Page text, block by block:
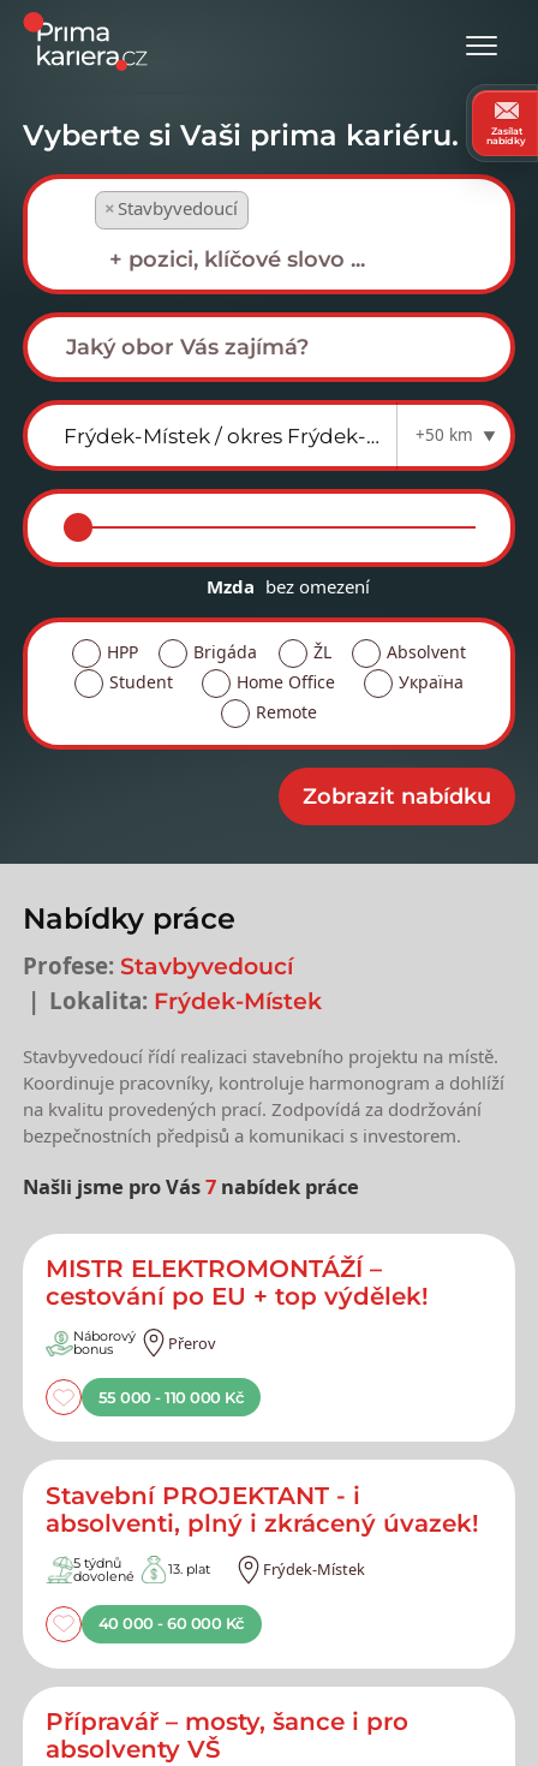
Vyberte si Vaši prima kariéru.
× Stavbyvedoucí
+50 km
Mzda bez omezení
HPP Brigáda ŽL
Absolvent
Student
Home Office
Україна
Remote
Nabídky práce
Profese: Stavbyvedoucí
Lokalita: Frýdek-Místek
Stavbyvedoucí řídí realizaci stavebního projektu na místě.
Koordinuje pracovníky, kontroluje harmonogram a dohlíží
na kvalitu provedených prací. Zodpovídá za dodržování
bezpečnostních předpisů a komunikaci s investorem.
Našli jsme pro Vás7 nabídek práce
Nejnovější nabídky práce
MISTR ELEKTROMONTÁŽÍ –
cestování po EU + top výdělek!
Náborový
bonus Přerov
55 000 - 110 000 Kč
Stavební PROJEKTANT - i
absolventi, plný i zkrácený úvazek!
5 týdnů
dovolené 13. plat Frýdek-Místek
40 000 - 60 000 Kč
Přípravář – mosty, šance i pro
absolventy VŠ
Zasílat
nabídky